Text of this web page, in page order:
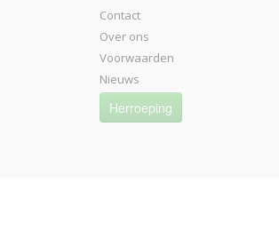
Contact
Over ons
Voorwaarden
Nieuws
Herroeping